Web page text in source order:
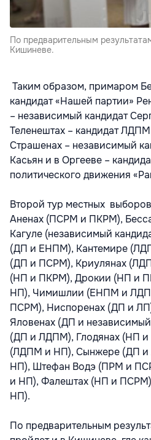
По предварительным
Кишиневе.
Таким образом, примаром
кандидат «Нашей партии»
– независимый кандидат
Теленештах – кандидат
Страшенах – независимый
Касьян и в Оргееве –
политического движения
Второй тур местных
Аненах (ПСРМ и ПКРМ),
Кагуле (независимый
(ДП и ЕНПМ), Кантемире
(ДП и ПСРМ), Криулянах
(НП и ПКРМ), Дрокии (НП и
НП), Чимишлии (ЕНПМ и
ПСРМ), Ниспоренах (ДП и
Яловенах (ДП и
(ДП и ЛДПМ), Глодянах (НП
(ЛДПМ и НП), Сынжере (ДП и
НП), Штефан Водэ (ПРМ и
и НП), Фалештах (НП и
НП).
По предварительным